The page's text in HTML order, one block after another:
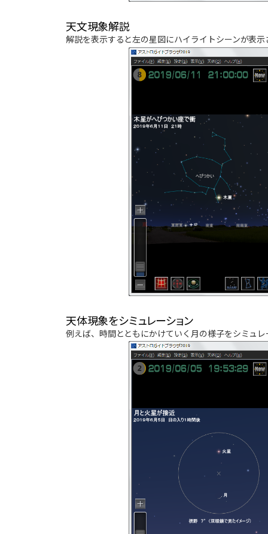
天文現象解説
解説を表示すると左の星図にハイライトシーンが表示
天体現象をシミュレーション
例えば、時間とともにかけていく月の様子をシミュ